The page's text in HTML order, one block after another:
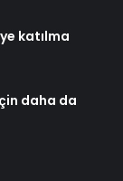
katılma
daha da